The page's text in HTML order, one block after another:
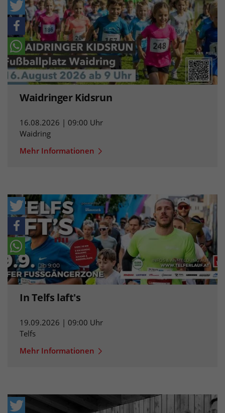
Waidringer Kidsrun
16.08.2026 | 09:00 Uhr
Waidring
Mehr Informationen
In Telfs laft's
19.09.2026 | 09:00 Uhr
Telfs
Mehr Informationen